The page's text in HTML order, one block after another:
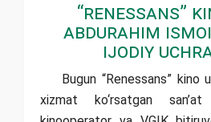
“Renessans”
Abdurahim
ijodiy
Bugun “Renessans” kino
xizmat ko‘rsatgan